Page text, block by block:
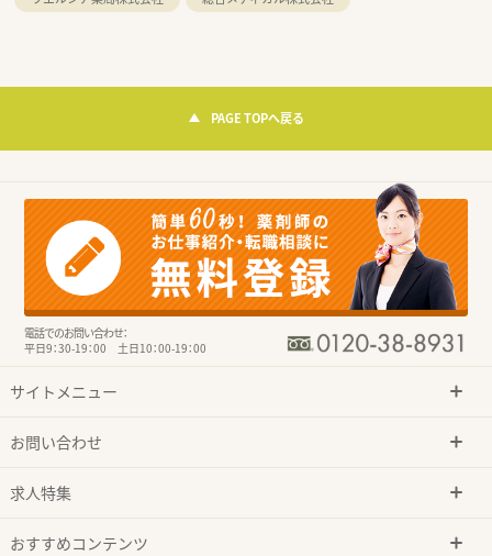
PAGE TOPへ戻る
電話でのお問い合わせ：
平日9：30-19：00 土日10：00-19：00
サイトメニュー
お問い合わせ
求人特集
おすすめコンテンツ